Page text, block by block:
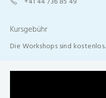
Kursgebühr
Die Workshops sind kostenlos.